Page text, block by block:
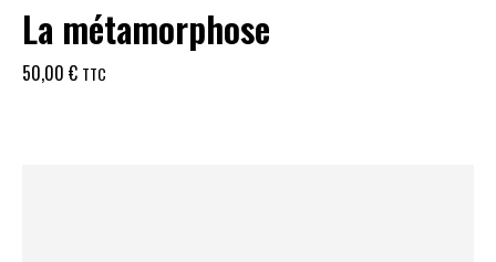
La métamorphose
50,00 € TTC